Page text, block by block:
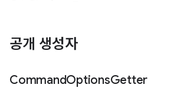
공개 생성자
CommandOptionsGetter